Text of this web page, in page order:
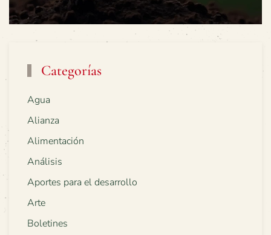
Categorías
Agua
Alianza
Alimentación
Análisis
Aportes para el desarrollo
Arte
Boletines